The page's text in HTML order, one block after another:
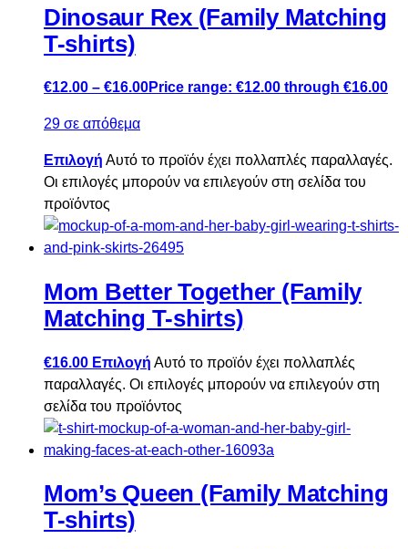
Dinosaur Rex (Family Matching
T-shirts)
€12.00 – €16.00Price range: €12.00 through €16.00
29 σε απόθεμα
Επιλογή Αυτό το προϊόν έχει πολλαπλές παραλλαγές.
Οι επιλογές μπορούν να επιλεγούν στη σελίδα του
προϊόντος
Mom Better Together (Family
Matching T-shirts)
€16.00 Επιλογή Αυτό το προϊόν έχει πολλαπλές
παραλλαγές. Οι επιλογές μπορούν να επιλεγούν στη
σελίδα του προϊόντος
Mom’s Queen (Family Matching
T-shirts)